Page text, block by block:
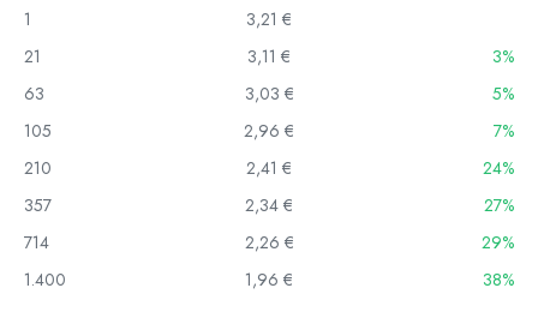
1
3,21 €
21
3,11 €
3%
63
3,03 €
5%
105
2,96 €
7%
210
2,41 €
24%
357
2,34 €
27%
714
2,26 €
29%
1.400
1,96 € 38%